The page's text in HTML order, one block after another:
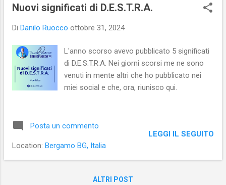
Nuovi significati di D.E.S.T.R.A.
Di Danilo Ruocco ottobre 31, 2024
L'anno scorso avevo pubblicato 5 significati
di D.E.S.T.R.A. Nei giorni scorsi me ne sono
venuti in mente altri che ho pubblicato nei
miei social e che, ora, riunisco qui.
Posta un commento
Location: Bergamo BG, Italia
LEGGI IL SEGUITO
ALTRI POST